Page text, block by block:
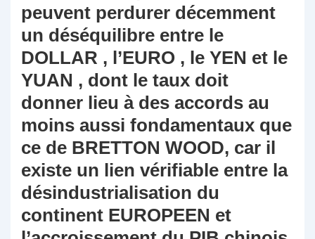
peuvent perdurer décemment
un déséquilibre entre le
DOLLAR , l’EURO , le YEN et le
YUAN , dont le taux doit
donner lieu à des accords au
moins aussi fondamentaux que
ce de BRETTON WOOD, car il
existe un lien vérifiable entre la
désindustrialisation du
continent EUROPEEN et